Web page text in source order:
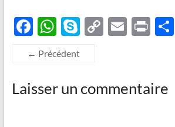
F
ac
e
b
o
W
h
at
s
A
S
y
p
e
C
y
Li
E P P
← Précédent
Laisser un commentaire